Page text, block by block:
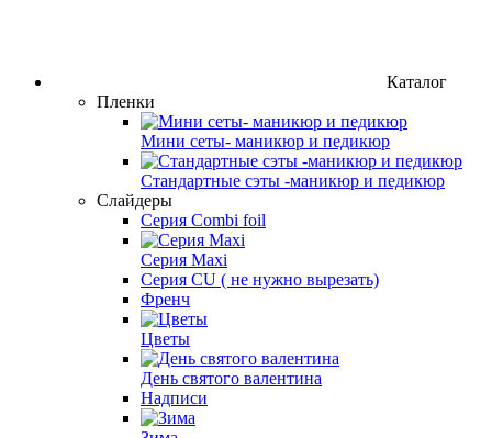
Каталог
Пленки
Мини сеты- маникюр и педикюр
Стандартные сэты -маникюр и педикюр
Слайдеры
Серия Combi foil
Серия Maxi
Серия CU ( не нужно вырезать)
Френч
Цветы
День святого валентина
Надписи